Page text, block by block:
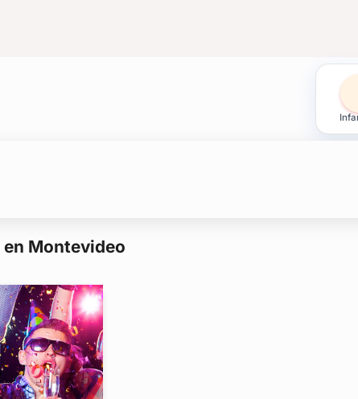
Montevideo
en Montevideo
cotillón para
o para souvenirs? También tenés estos productos aquí.